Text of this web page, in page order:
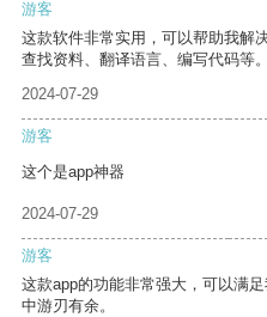
游客
这款软件非常实用，可以帮助我解
查找资料、翻译语言、编写代码等。
2024-07-29
游客
这个是app神器
2024-07-29
游客
这款app的功能非常强大，可以满
中游刃有余。